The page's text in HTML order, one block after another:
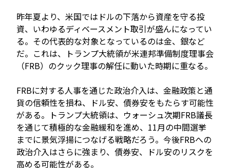
昨年夏より、米国ではドルの下落から資産を守る投
資、いわゆるディベースメント取引が盛んになってい
る。その代表的な対象となっているのは金、銀など
だ。これは、トランプ大統領が米連邦準備制度理事会
（FRB）のクック理事の解任に動いた時期に重なる。
FRBに対する人事を通じた政治介入は、金融政策と通
貨の信頼性を損ね、ドル安、債券安をもたらす可能性
がある。トランプ大統領は、ウォーシュ次期FRB議長
を通じて積極的な金融緩和を進め、11月の中間選挙
までに景気浮揚につなげる戦略だろう。今後FRBへの
政治介入はさらに強まり、債券安、ドル安のリスクを
高める可能性がある。